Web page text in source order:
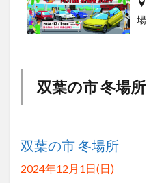
場
双葉の市 冬場所
双葉の市 冬場所
2024年12月1日(日)